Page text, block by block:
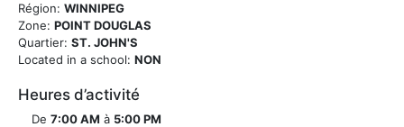
Région: WINNIPEG
Zone: POINT DOUGLAS
Quartier: ST. JOHN'S
Located in a school: NON
Heures d’activité
De 7:00 AM à 5:00 PM